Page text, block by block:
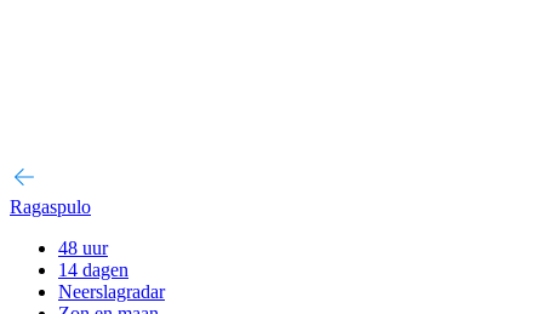
Ragaspulo
48 uur
14 dagen
Neerslagradar